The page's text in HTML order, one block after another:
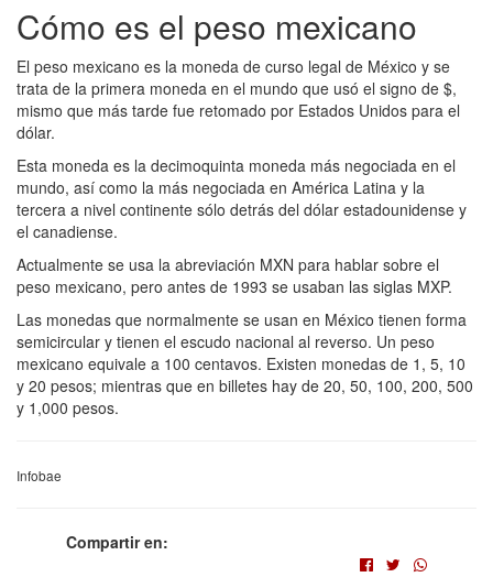
Cómo es el peso mexicano
El peso mexicano es la moneda de curso legal de México y se
trata de la primera moneda en el mundo que usó el signo de $,
mismo que más tarde fue retomado por Estados Unidos para el
dólar.
Esta moneda es la decimoquinta moneda más negociada en el
mundo, así como la más negociada en América Latina y la
tercera a nivel continente sólo detrás del dólar estadounidense y
el canadiense.
Actualmente se usa la abreviación MXN para hablar sobre el
peso mexicano, pero antes de 1993 se usaban las siglas MXP.
Las monedas que normalmente se usan en México tienen forma
semicircular y tienen el escudo nacional al reverso. Un peso
mexicano equivale a 100 centavos. Existen monedas de 1, 5, 10
y 20 pesos; mientras que en billetes hay de 20, 50, 100, 200, 500
y 1,000 pesos.
Infobae
Compartir en: